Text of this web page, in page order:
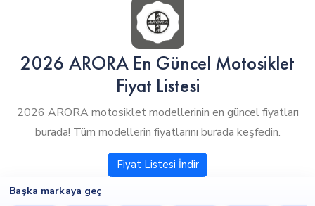
2026 ARORA En Güncel Motosiklet
Fiyat Listesi
2026 ARORA motosiklet modellerinin en güncel fiyatları
burada! Tüm modellerin fiyatlarını burada keşfedin.
Fiyat Listesi İndir
Başka markaya geç